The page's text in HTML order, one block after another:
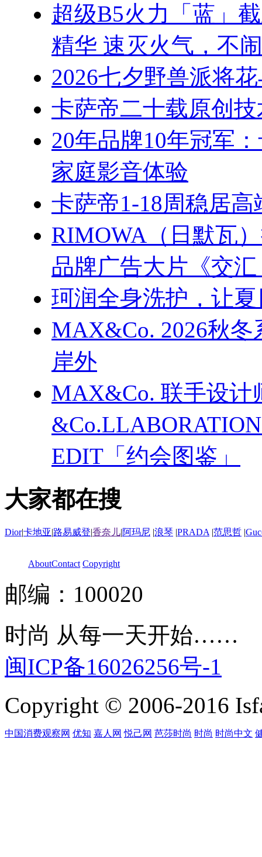
超级B5火力「蓝」
精华 速灭火气，不
2026七夕野兽派将
卡萨帝二十载原创
20年品牌10年冠军
家庭影音体验
卡萨帝1-18周稳居
RIMOWA（日默瓦
品牌广告大片《交
珂润全身洗护，让
MAX&Co. 2026秋
岸外
MAX&Co. 联手设计
EDIT「约会图鉴」
大家都在搜
Dior|卡地亚|路易威登|香奈儿|阿玛尼 |浪琴 |PRADA |范思哲 |
AboutContact Copyright
邮编：100020
时尚 从每一天开始……
闽ICP备16026256号-1
Copyright © 2006-2016
中国消费观察网 优知 嘉人网 悦己网 芭莎时尚 时尚 时尚中文